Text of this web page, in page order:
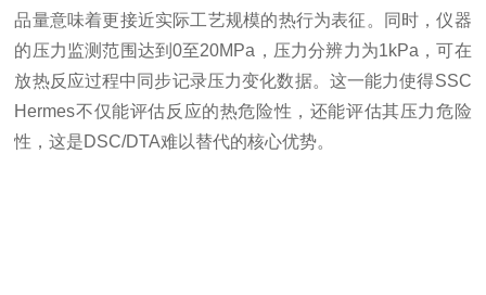
品量意味着更接近实际工艺规模的热行为表征。同时，仪器
的压力监测范围达到0至20MPa，压力分辨力为1kPa，可在
放热反应过程中同步记录压力变化数据。这一能力使得SSC
Hermes不仅能评估反应的热危险性，还能评估其压力危险
性，这是DSC/DTA难以替代的核心优势。